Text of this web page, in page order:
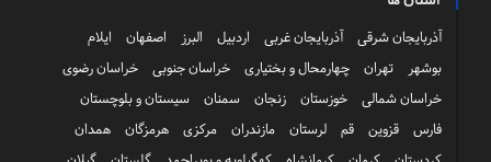
آذربایجان شرقی آذربایجان غربی اردبیل البرز اصفهان
ایلام
بوشهر
تهران چهارمحال و بختیاری خراسان جنوبی
خراسان رضوی
خراسان شمالی
خوزستان زنجان سمنان
سیستان و بلوچستان
فارس
قزوین قم لرستان مازندران مرکزی هرمزگان
همدان